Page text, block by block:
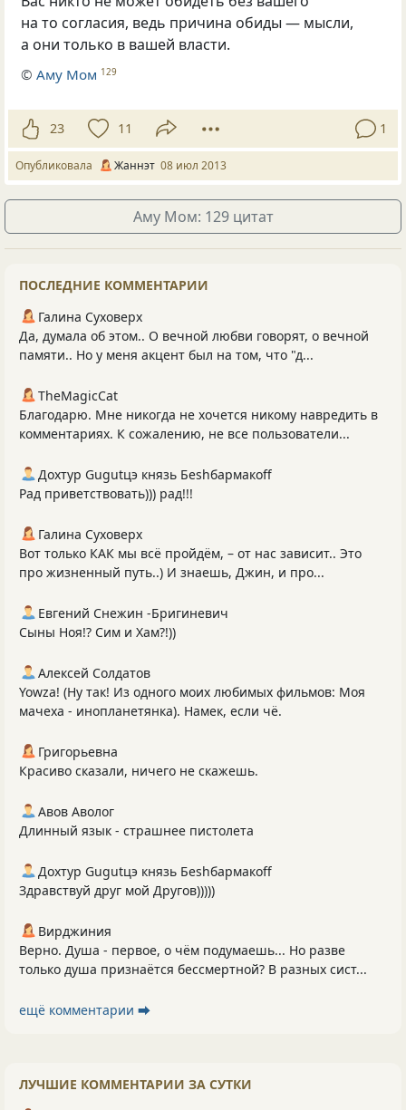
на то согласия, ведь причина обиды — мысли,
а они только в вашей власти.
©Аму Мом 129
23 11 1
Опубликовала Жаннэт 08 июл 2013
Аму Мом: 129 цитат
ПОСЛЕДНИЕ КОММЕНТАРИИ
Галина Суховерх
Да, думала об этом.. О вечной любви говорят, о вечной
памяти.. Но у меня акцент был на том, что "д...
TheMagicCat
Благодарю. Мне никогда не хочется никому навредить в
комментариях. К сожалению, не все пользователи...
Дохтур Gugutцэ князь Беshбармакоff
Рад приветствовать))) рад!!!
Галина Суховерх
Вот только КАК мы всё пройдём, – от нас зависит.. Это
про жизненный путь..) И знаешь, Джин, и про...
Евгений Снежин -Бригиневич
Сыны Ноя!? Сим и Хам?!))
Алексей Солдатов
Yowza! (Ну так! Из одного моих любимых фильмов: Моя
мачеха - инопланетянка). Намек, если чё.
Григорьевна
Красиво сказали, ничего не скажешь.
Авов Аволог
Длинный язык - страшнее пистолета
Дохтур Gugutцэ князь Беshбармакоff
Здравствуй друг мой Другов)))))
Вирджиния
Верно. Душа - первое, о чём подумаешь... Но разве
только душа признаётся бессмертной? В разных сист...
ещё комментарии ⮕
ЛУЧШИЕ КОММЕНТАРИИ ЗА СУТКИ